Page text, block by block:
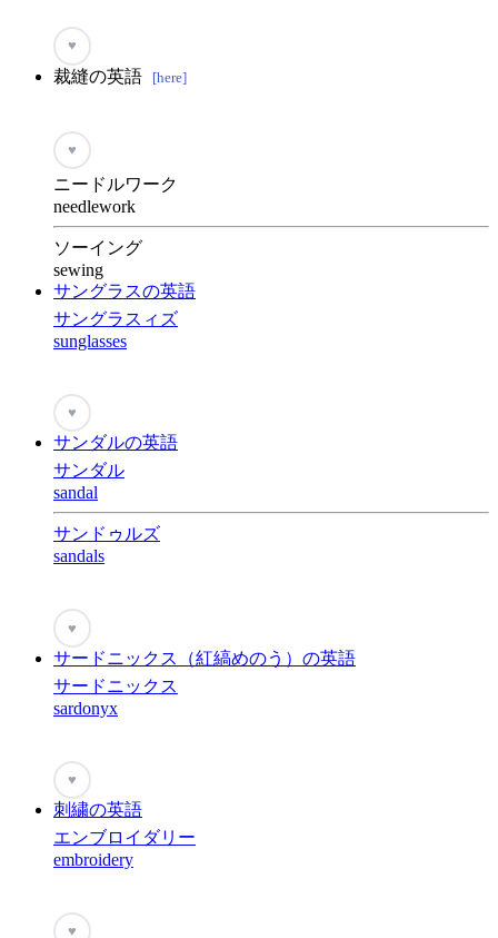
♥
裁縫の英語 [here]
♥
ニードルワーク
needlework
ソーイング
sewing
サングラスの英語
サングラスィズ
sunglasses
♥
サンダルの英語
サンダル
sandal
サンドゥルズ
sandals
♥
サードニックス（紅縞めのう）の英語
サードニックス
sardonyx
♥
刺繍の英語
エンブロイダリー
embroidery
♥